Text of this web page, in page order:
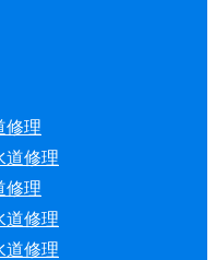
修理
道修理
修理
道修理
道修理